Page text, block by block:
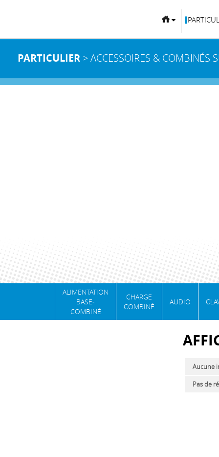
PARTICULIER > ACCESSOIRES & COMBINÉS
ALIMENTATION
BASE-
COMBINÉ
CHARGE
COMBINÉ
AUDIO
Aucune
Pas de